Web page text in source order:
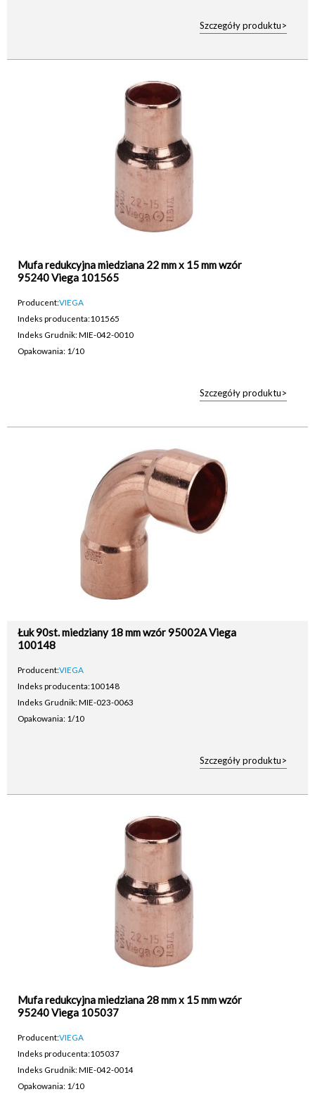
Szczegóły produktu>
Mufa redukcyjna miedziana 22 mm x 15 mm wzór
95240 Viega 101565
Producent:VIEGA
Indeks producenta:101565
Indeks Grudnik: MIE-042-0010
Opakowania: 1/10
Szczegóły produktu>
Łuk 90st. miedziany 18 mm wzór 95002A Viega
100148
Producent:VIEGA
Indeks producenta:100148
Indeks Grudnik: MIE-023-0063
Opakowania: 1/10
Szczegóły produktu>
Mufa redukcyjna miedziana 28 mm x 15 mm wzór
95240 Viega 105037
Producent:VIEGA
Indeks producenta:105037
Indeks Grudnik: MIE-042-0014
Opakowania: 1/10